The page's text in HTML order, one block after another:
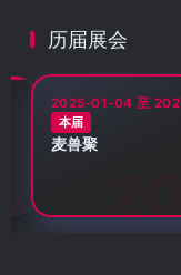
历届展会
2025-01-04 至
本届
麦兽聚